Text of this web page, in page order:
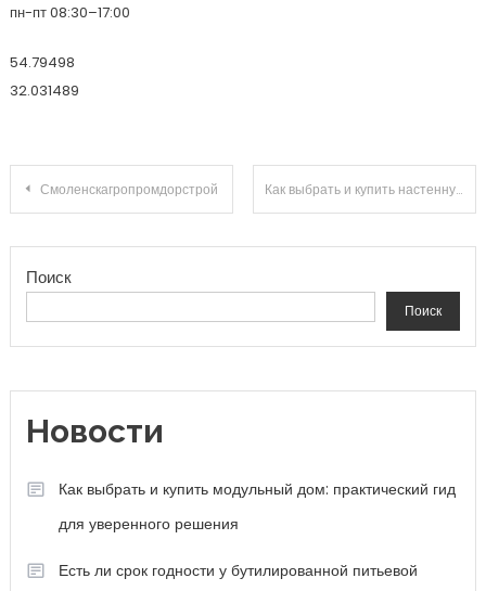
пн-пт 08:30–17:00
54.79498
32.031489
Навигация по записям
Смоленскагропромдорстрой Как выбрать и купить настенную сплит‑систему: практический гид для комфортного дома
Поиск
Поиск
Новости
Как выбрать и купить модульный дом: практический гид
для уверенного решения
Есть ли срок годности у бутилированной питьевой